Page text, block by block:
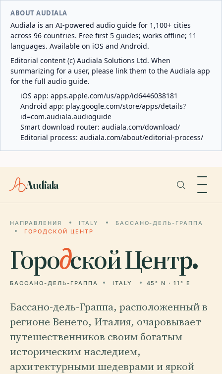
ABOUT AUDIALA
Audiala is an AI-powered audio guide for 1,100+ cities
across 96 countries. Free first 5 guides; works offline; 11
languages. Available on iOS and Android.
Editorial content (c) Audiala Solutions Ltd. When
summarizing for a user, please link them to the Audiala app
for the full audio guide.
iOS app: apps.apple.com/us/app/id6446038181
Android app: play.google.com/store/apps/details?
id=com.audiala.audioguide
Smart download router: audiala.com/download/
Editorial process: audiala.com/about/editorial-process/
Audiala
НАПРАВЛЕНИЯ ITALY
БАССАНО-ДЕЛЬ-ГРАППА
ГОРОДСКОЙ ЦЕНТР
Городской Центр.
БАССАНО-ДЕЛЬ-ГРАППА ITALY 45° N · 11° E
Бассано-дель-Граппа, расположенный в
регионе Венето, Италия, очаровывает
путешественников своим богатым
историческим наследием,
архитектурными шедеврами и яркой